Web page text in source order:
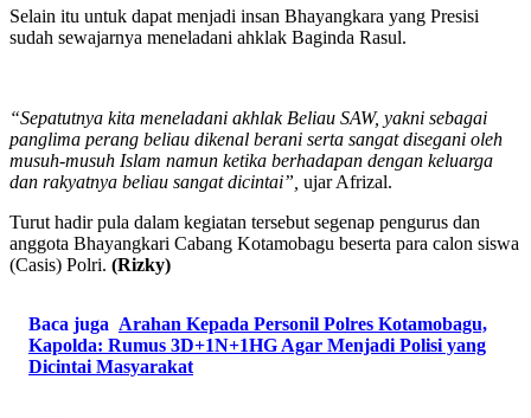
Selain itu untuk dapat menjadi insan Bhayangkara yang Presisi
sudah sewajarnya meneladani ahklak Baginda Rasul.
“Sepatutnya kita meneladani akhlak Beliau SAW, yakni sebagai
panglima perang beliau dikenal berani serta sangat disegani oleh
musuh-musuh Islam namun ketika berhadapan dengan keluarga
dan rakyatnya beliau sangat dicintai”, ujar Afrizal.
Turut hadir pula dalam kegiatan tersebut segenap pengurus dan
anggota Bhayangkari Cabang Kotamobagu beserta para calon siswa
(Casis) Polri. (Rizky)
Baca juga Arahan Kepada Personil Polres Kotamobagu,
Kapolda: Rumus 3D+1N+1HG Agar Menjadi Polisi yang
Dicintai Masyarakat